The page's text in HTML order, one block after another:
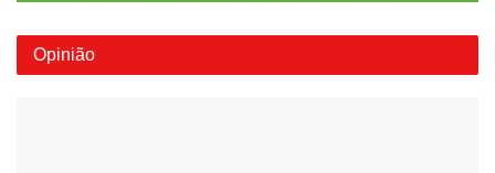
Opinião